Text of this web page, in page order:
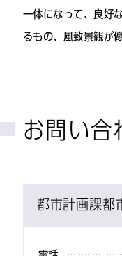
一体になって、良好
るもの、風致景観が
お問い合
都市計画課都